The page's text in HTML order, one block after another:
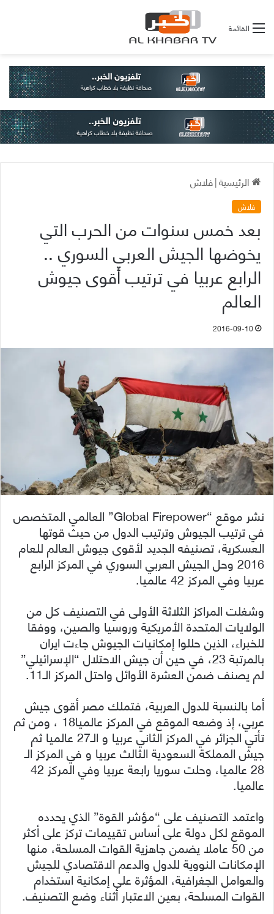
القائمة
الرئيسية|فلاش
فلاش
بعد خمس سنوات من الحرب التي
يخوضها الجيش العربي السوري ..
الرابع عربيا في ترتيب أقوى جيوش
العالم
2016-09-10
نشر موقع “Global Firepower” العالمي المتخصص
في ترتيب الجيوش وترتيب الدول من حيث قوتها
العسكرية، تصنيفه الجديد لأقوى جيوش العالم للعام
2016 وحل الجيش العربي السوري في المركز الرابع
عربيا وفي المركز 42 عالميا.
وشغلت المراكز الثلاثة الأولى في التصنيف كل من
الولايات المتحدة الأمريكية وروسيا والصين، ووفقا
للخبراء، الذين حللوا إمكانيات الجيوش جاءت ايران
بالمرتبة 23، في حين أن جيش الاحتلال “الإسرائيلي”
لم يصنف ضمن العشرة الأوائل واحتل المركز الـ11.
أما بالنسبة للدول العربية، فتملك مصر أقوى جيش
عربي، إذ وضعه الموقع في المركز عالميا18 ، ومن ثم
تأتي الجزائر في المركز الثاني عربيا و الـ27 عالميا ثم
جيش المملكة السعودية الثالث عربيا و في المركز الـ
28 عالميا، وحلت سوريا رابعة عربيا وفي المركز 42
عالميا.
واعتمد التصنيف على “مؤشر القوة” الذي يحدده
الموقع لكل دولة على أساس تقييمات تركز على أكثر
من 50 عاملا يضمن جاهزية القوات المسلحة، منها
الإمكانات النووية للدول والدعم الاقتصادي للجيش
والعوامل الجغرافية، المؤثرة على إمكانية استخدام
القوات المسلحة، بعين الاعتبار أثناء وضع التصنيف.